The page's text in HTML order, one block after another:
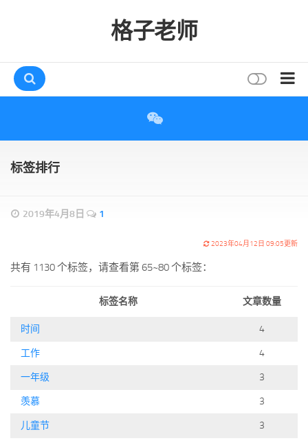
格子老师
互动
打赏
读者
论坛
博客树
标签排行
2019年4月8日 1
2023年04月12日 09:05更新
共有 1130 个标签，请查看第 65~80 个标签：
标签名称 文章数量
时间 4
工作 4
一年级 3
羡慕 3
儿童节 3